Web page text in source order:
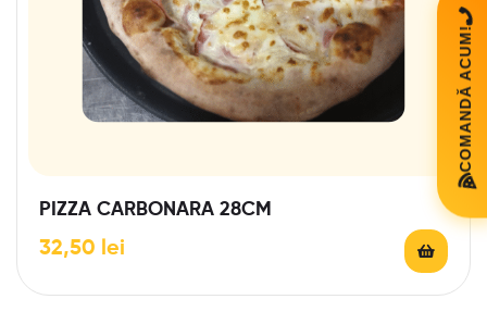
COMANDĂ ACUM!
PIZZA CARBONARA 28CM
32,50 lei